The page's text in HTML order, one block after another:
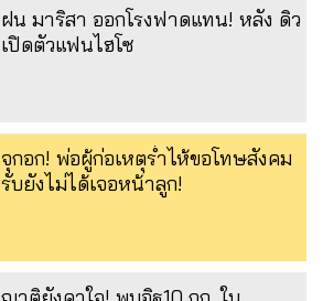
ฝน มาริสา ออกโรงฟาดแทน! หลัง ดิว
เปิดตัวแฟนไฮโซ
จุกอก! พ่อผู้ก่อเหตุร่ำไห้ขอโทษสังคม
รับยังไม่ได้เจอหน้าลูก!